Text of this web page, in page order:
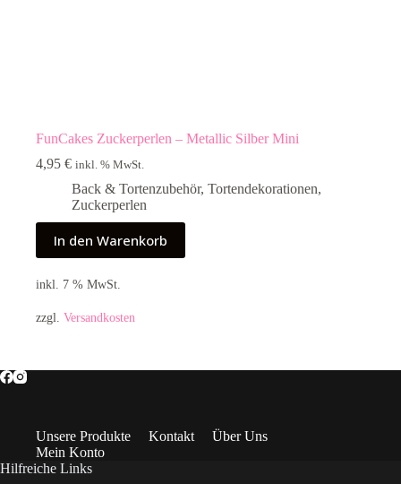
FunCakes Zuckerperlen – Metallic Silber Mini
4,95 € inkl. % MwSt.
Back & Tortenzubehör, Tortendekorationen,
Zuckerperlen
In den Warenkorb
inkl. 7 % MwSt.
zzgl. Versandkosten
Unsere Produkte Kontakt
Über Uns
Mein Konto
Hilfreiche Links